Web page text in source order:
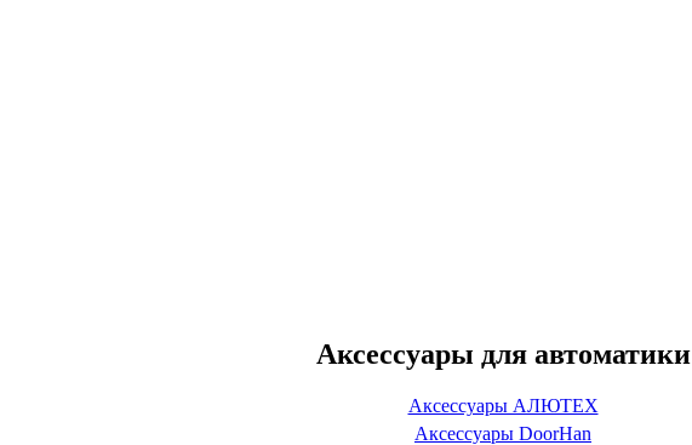
Аксессуары для автоматики
Аксессуары АЛЮТЕХ
Аксессуары DoorHan